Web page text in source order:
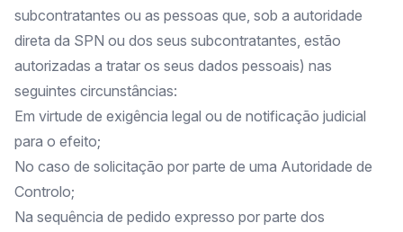
subcontratantes ou as pessoas que, sob a autoridade
direta da SPN ou dos seus subcontratantes, estão
autorizadas a tratar os seus dados pessoais) nas
seguintes circunstâncias:
Em virtude de exigência legal ou de notificação judicial
para o efeito;
No caso de solicitação por parte de uma Autoridade de
Controlo;
Na sequência de pedido expresso por parte dos